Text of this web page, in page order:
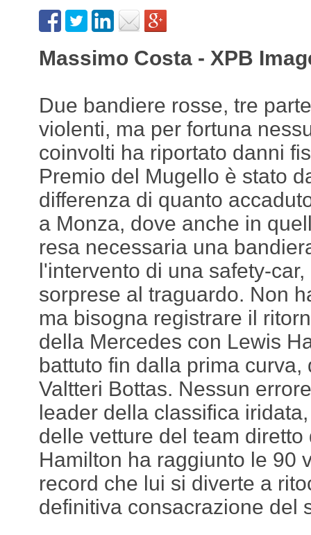
Massimo Costa - XPB
Due bandiere rosse, tre
violenti, ma per fortuna
coinvolti ha riportato danni
Premio del Mugello è stato
differenza di quanto
a Monza, dove anche in
resa necessaria una
l'intervento di una safety-
sorprese al traguardo. Non
ma bisogna registrare il
della Mercedes con Lewis
battuto fin dalla prima
Valtteri Bottas. Nessun
leader della classifica
delle vetture del team diretto
Hamilton ha raggiunto le 90
record che lui si diverte a
definitiva consacrazione del